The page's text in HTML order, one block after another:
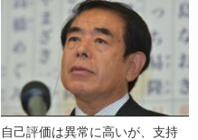
自己評価は異常に高いが、支持